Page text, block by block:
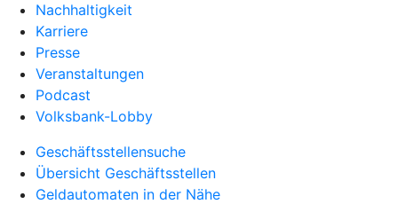
Nachhaltigkeit
Karriere
Presse
Veranstaltungen
Podcast
Volksbank-Lobby
Geschäftsstellensuche
Übersicht Geschäftsstellen
Geldautomaten in der Nähe